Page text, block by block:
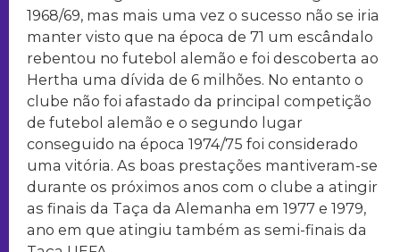
1968/69, mas mais uma vez o sucesso não se iria
manter visto que na época de 71 um escândalo
rebentou no futebol alemão e foi descoberta ao
Hertha uma dívida de 6 milhões. No entanto o
clube não foi afastado da principal competição
de futebol alemão e o segundo lugar
conseguido na época 1974/75 foi considerado
uma vitória. As boas prestações mantiveram-se
durante os próximos anos com o clube a atingir
as finais da Taça da Alemanha em 1977 e 1979,
ano em que atingiu também as semi-finais da